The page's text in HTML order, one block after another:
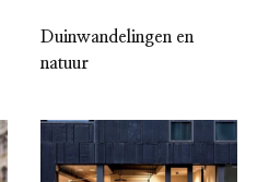
Duinwandelingen en
natuur